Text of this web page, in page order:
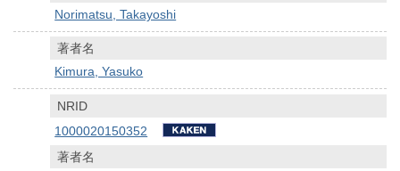
Norimatsu, Takayoshi
著者名
Kimura, Yasuko
NRID
1000020150352
著者名